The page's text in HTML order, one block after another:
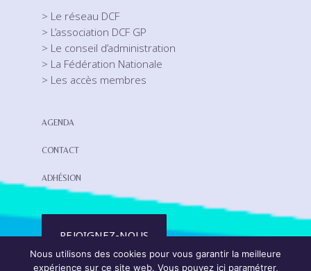
> Le réseau DCF
> L’association DCF GP
> Le conseil d’administration
> La Fédération Nationale
> Les accès membres
AGENDA
CONTACT
ADHÉSION
REJOIGNEZ-NOUS
Nous utilisons des cookies pour vous garantir la meilleure
expérience sur ce site web. Vous pouvez ici paramétrer,